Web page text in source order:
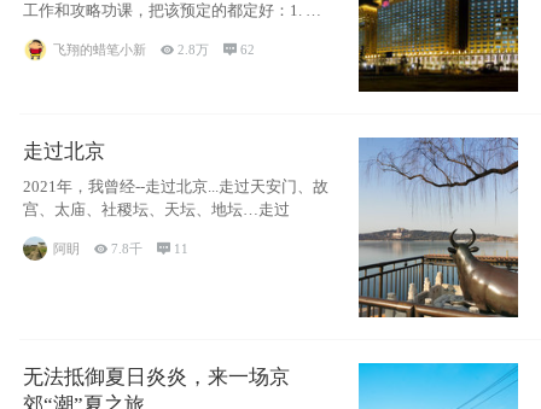
工作和攻略功课，把该预定的都定好：1. 酒
飞翔的蜡笔小新 2.8万 62
走过北京
2021年，我曾经--走过北京...走过天安门、故
宫、太庙、社稷坛、天坛、地坛…走过
阿眀 7.8千  11
无法抵御夏日炎炎，来一场京